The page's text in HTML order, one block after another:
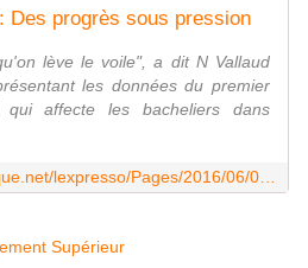
Des progrès sous pression
lève le voile", a dit N Vallaud
les données du premier
affecte les bacheliers dans
Supérieur